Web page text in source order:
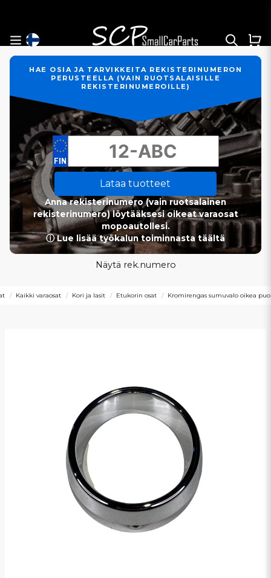
HAE OSIA JA TARVIKKEITA REKISTERINUMERON
PERUSTEELLA (VAIN RUOTSALAISILLE
REKISTERINUMEROILLE)
Lataa tuotteet
Anna rekisterinumero (vain ruotsalainen
rekisterinumero) löytääksesi oikeat varaosat
mopoautollesi.
ⓘ Lue lisää työkalun toiminnasta täältä
Näytä rek.numero
Kaikki varaosat Kori ja lasit Etukorin osat Kromirengas sumuvalo oikea